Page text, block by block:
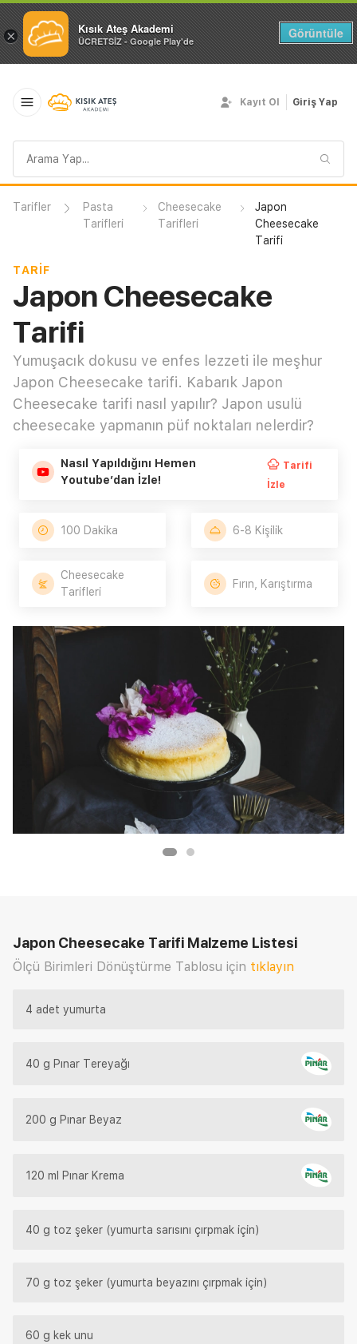
× Kısık Ateş Akademi
ÜCRETSİZ - Google Play'de
Görüntüle
sorgusu
Kayıt Ol Giriş Yap
Tarifler
Pasta
Tarifleri
Cheesecake
Tarifleri
Japon
Cheesecake
Tarifi
TARIF
Japon Cheesecake
Tarifi
Yumuşacık dokusu ve enfes lezzeti ile meşhur
Japon Cheesecake tarifi. Kabarık Japon
Cheesecake tarifi nasıl yapılır? Japon usulü
cheesecake yapmanın püf noktaları nelerdir?
Nasıl Yapıldığını Hemen
Youtube’dan İzle!
Tarifi
İzle
100 Dakika 6-8 Kişilik
Cheesecake
Tarifleri
Fırın, Karıştırma
Japon Cheesecake Tarifi Malzeme Listesi
Ölçü Birimleri Dönüştürme Tablosu için tıklayın
4 adet yumurta
40 g Pınar Tereyağı
200 g Pınar Beyaz
120 ml Pınar Krema
40 g toz şeker (yumurta sarısını çırpmak için)
70 g toz şeker (yumurta beyazını çırpmak için)
60 g kek unu